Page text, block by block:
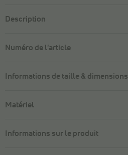
Description
Numéro de l'article
Informations de taille & dimensions
Matériel
Informations sur le produit